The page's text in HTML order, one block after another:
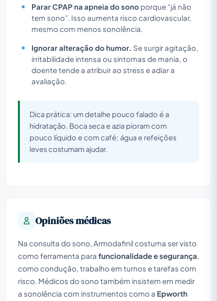
Parar CPAP na apneia do sono porque “já não
tem sono”. Isso aumenta risco cardiovascular,
mesmo com menos sonolência.
Ignorar alteração do humor. Se surgir agitação,
irritabilidade intensa ou sintomas de mania, o
doente tende a atribuir ao stress e adiar a
avaliação.
Dica prática: um detalhe pouco falado é a
hidratação. Boca seca e azia pioram com
pouco líquido e com café; água e refeições
leves costumam ajudar.
Opiniões médicas
Na consulta do sono, Armodafinil costuma ser visto
como ferramenta para funcionalidade e segurança,
como condução, trabalho em turnos e tarefas com
risco. Médicos do sono também insistem em medir
a sonolência com instrumentos como a Epworth